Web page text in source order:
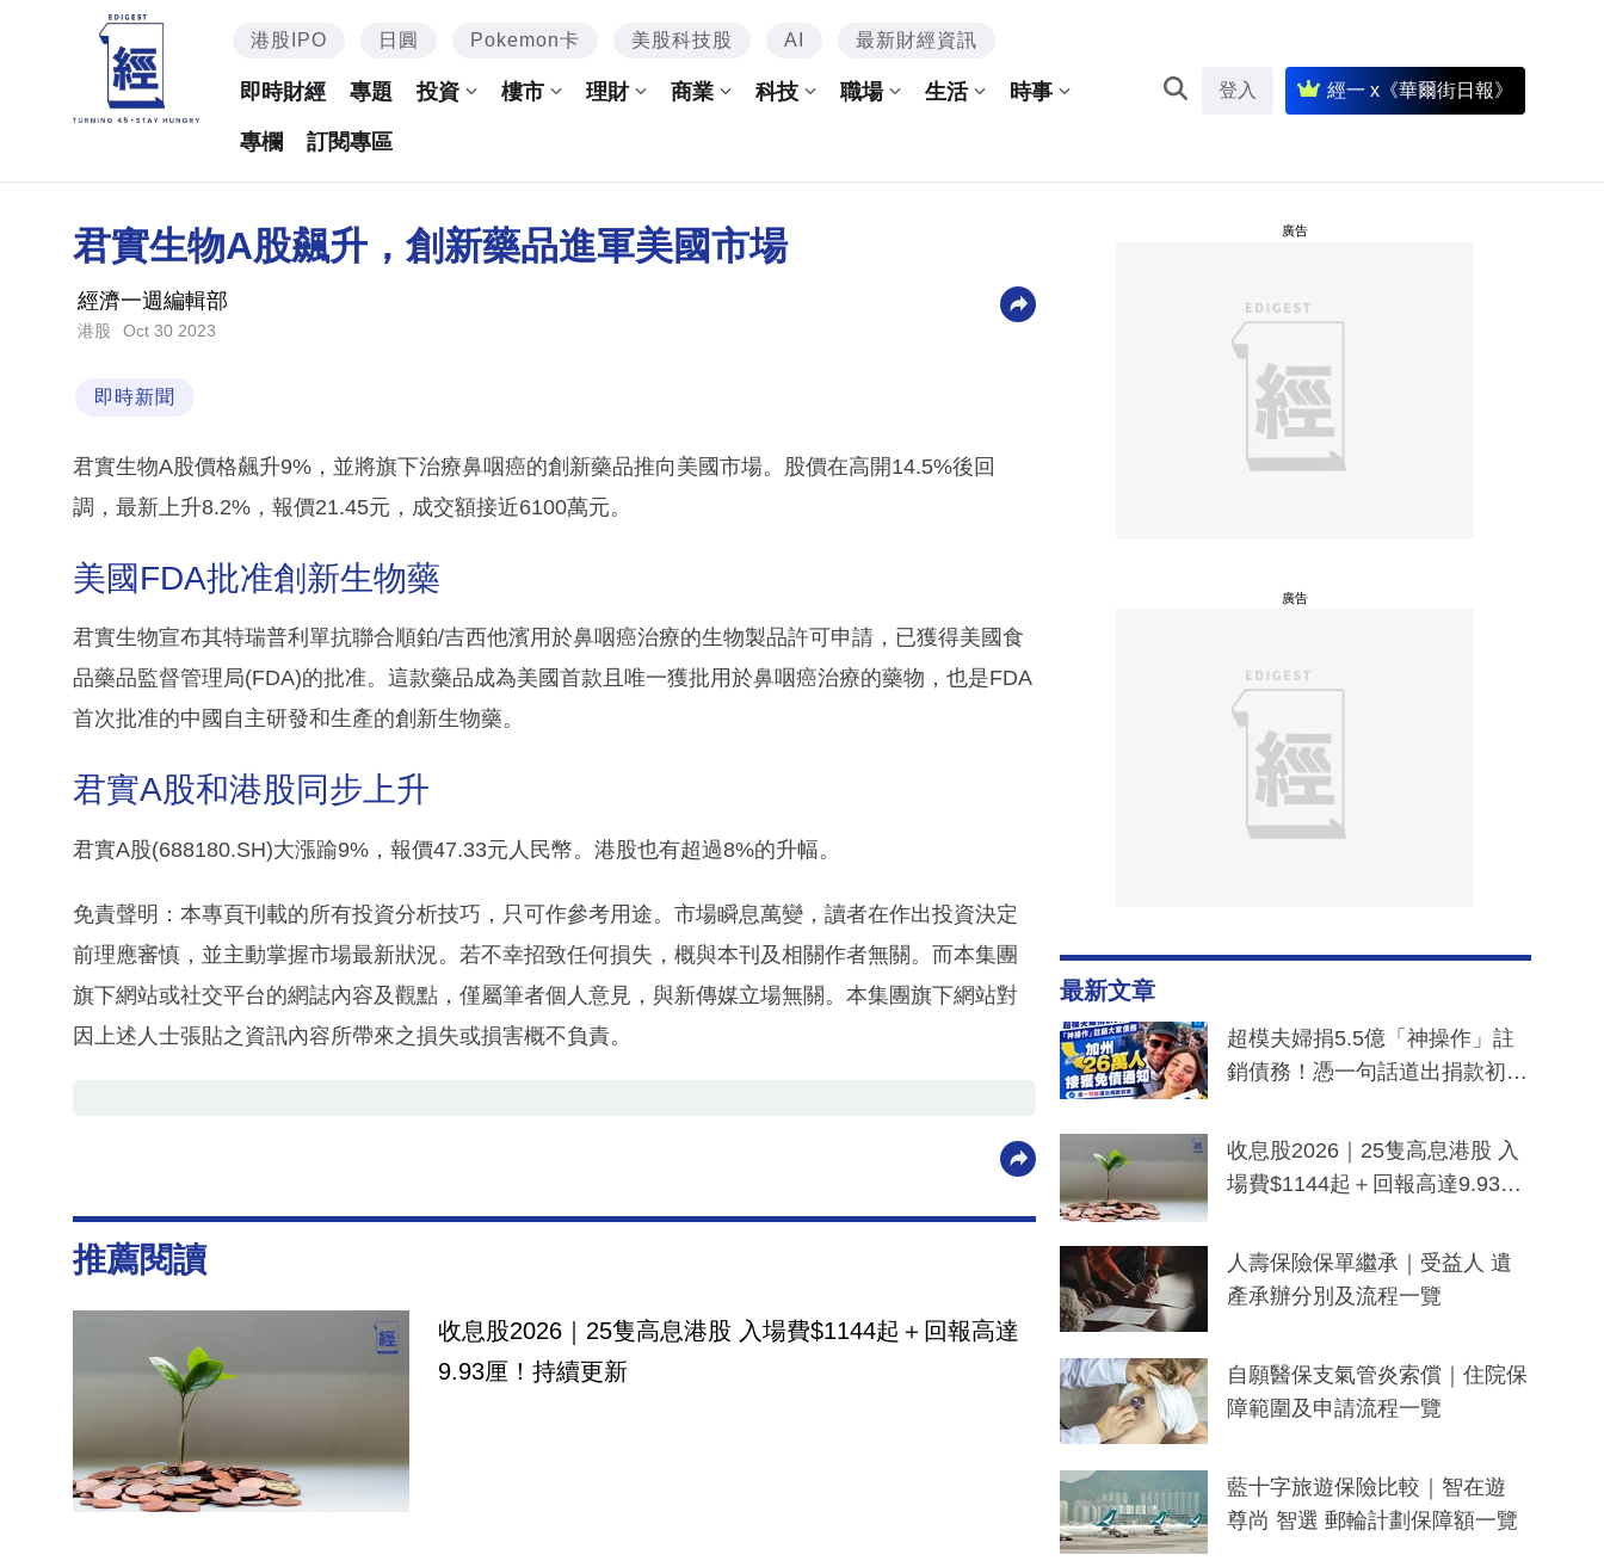
港股IPO 日圓 Pokemon卡 美股科技股 AI 最新財經資訊
即時財經 專題 投資 樓市 理財 商業 科技 職場 生活 時事
專欄 訂閱專區
登入 經一 x《華爾街日報》
君實生物A股飆升，創新藥品進軍美國市場
經濟一週編輯部
港股 Oct 30 2023
即時新聞
君實生物A股價格飆升9%，並將旗下治療鼻咽癌的創新藥品推向美國市場。股價在高開14.5%後回
調，最新上升8.2%，報價21.45元，成交額接近6100萬元。
美國FDA批准創新生物藥
君實生物宣布其特瑞普利單抗聯合順鉑/吉西他濱用於鼻咽癌治療的生物製品許可申請，已獲得美國食
品藥品監督管理局(FDA)的批准。這款藥品成為美國首款且唯一獲批用於鼻咽癌治療的藥物，也是FDA
首次批准的中國自主研發和生產的創新生物藥。
君實A股和港股同步上升
君實A股(688180.SH)大漲踰9%，報價47.33元人民幣。港股也有超過8%的升幅。
免責聲明：本專頁刊載的所有投資分析技巧，只可作參考用途。市場瞬息萬變，讀者在作出投資決定
前理應審慎，並主動掌握市場最新狀況。若不幸招致任何損失，概與本刊及相關作者無關。而本集團
旗下網站或社交平台的網誌內容及觀點，僅屬筆者個人意見，與新傳媒立場無關。本集團旗下網站對
因上述人士張貼之資訊內容所帶來之損失或損害概不負責。
推薦閱讀
收息股2026｜25隻高息港股 入場費$1144起＋回報高達
9.93厘！持續更新
廣告
廣告
最新文章
超模夫婦捐5.5億「神操作」註
銷債務！憑一句話道出捐款初
一度被誤當詐騙手段
收息股2026｜25隻高息港股 入
場費$1144起＋回報高達9.93
人壽保險保單繼承｜受益人 遺
產承辦分別及流程一覽
自願醫保支氣管炎索償｜住院保
障範圍及申請流程一覽
藍十字旅遊保險比較｜智在遊
尊尚 智選 郵輪計劃保障額一覽